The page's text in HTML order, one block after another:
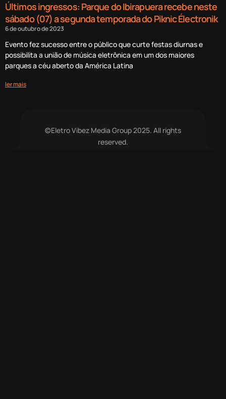
Últimos ingressos: Parque do Ibirapuera recebe neste
sábado (07) a segunda temporada do Piknic Électronik
6 de outubro de 2023
Evento fez sucesso entre o público que curte festas diurnas e
possibilita a união de música eletrônica em um dos maiores
parques a céu aberto da América Latina
ler mais
©Eletro Vibez Media Group 2025. All rights
reserved.